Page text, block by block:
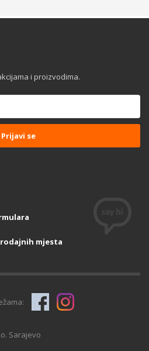
i proizvodima.
mjesta
Sarajevo